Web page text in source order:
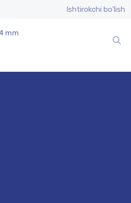
Ishtirokchi bo'lish
mm